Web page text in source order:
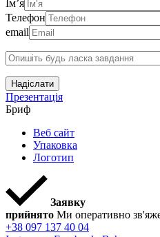
Ім’я
Телефон
email
Надіслати
Презентація
Бриф
Веб сайт
Упаковка
Логотип
Заявку
прийнято Ми оперативно
+38 097 137 40 04